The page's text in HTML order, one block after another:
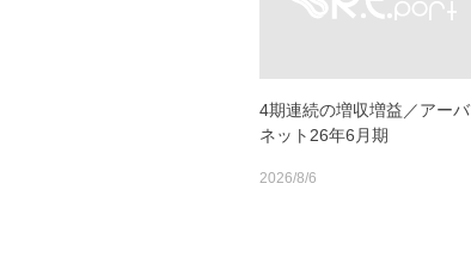
4期連続の増収増益／アーバ
ネット26年6月期
2026/8/6